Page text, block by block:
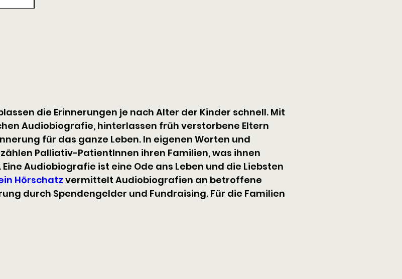
die Erinnerungen je nach Alter der Kinder schnell. Mit
Audiobiografie, hinterlassen früh verstorbene Eltern
für das ganze Leben. In eigenen Worten und
Palliativ-PatientInnen ihren Familien, was ihnen
Audiobiografie ist eine Ode ans Leben und die Liebsten
Hörschatz vermittelt Audiobiografien an betroffene
durch Spendengelder und Fundraising. Für die Familien